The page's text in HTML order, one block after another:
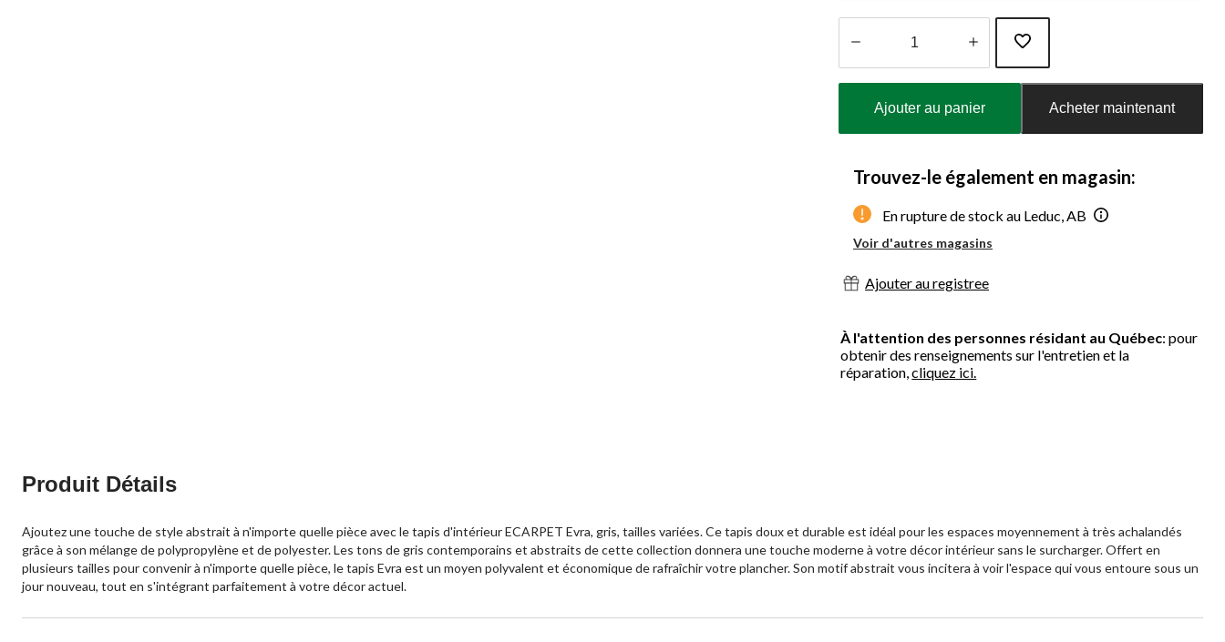
Ajouter au panier Acheter maintenant
Trouvez-le également en magasin:
En rupture de stock au Leduc, AB
Voir d'autres magasins
Ajouter au registree
À l'attention des personnes résidant au Québec: pour
obtenir des renseignements sur l'entretien et la
réparation,cliquez ici.
Produit Détails
Ajoutez une touche de style abstrait à n'importe quelle pièce avec le tapis d'intérieur ECARPET Evra, gris, tailles variées. Ce tapis doux et durable est idéal pour les espaces moyennement à très achalandés
grâce à son mélange de polypropylène et de polyester. Les tons de gris contemporains et abstraits de cette collection donnera une touche moderne à votre décor intérieur sans le surcharger. Offert en
plusieurs tailles pour convenir à n'importe quelle pièce, le tapis Evra est un moyen polyvalent et économique de rafraîchir votre plancher. Son motif abstrait vous incitera à voir l'espace qui vous entoure sous un
jour nouveau, tout en s'intégrant parfaitement à votre décor actuel.